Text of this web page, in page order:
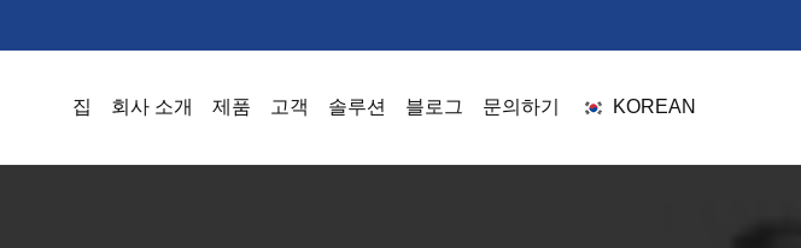
집 회사 소개 제품 고객 솔루션 블로그 문의하기 KOREAN